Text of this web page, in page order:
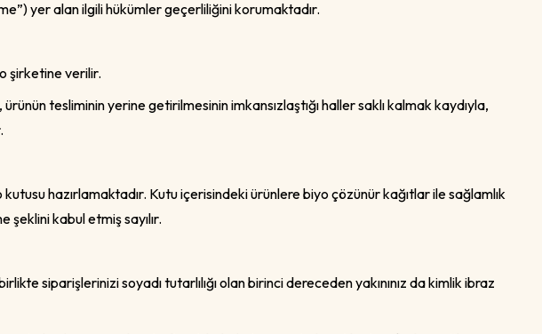
yer alan ilgili hükümler geçerliliğini korumaktadır.
şirketine verilir.
tesliminin yerine getirilmesinin imkansızlaştığı haller saklı kalmak kaydıyla,
hazırlamaktadır. Kutu içerisindeki ürünlere biyo çözünür kağıtlar ile sağlamlık
kabul etmiş sayılır.
siparişlerinizi soyadı tutarlılığı olan birinci dereceden yakınınız da kimlik ibraz